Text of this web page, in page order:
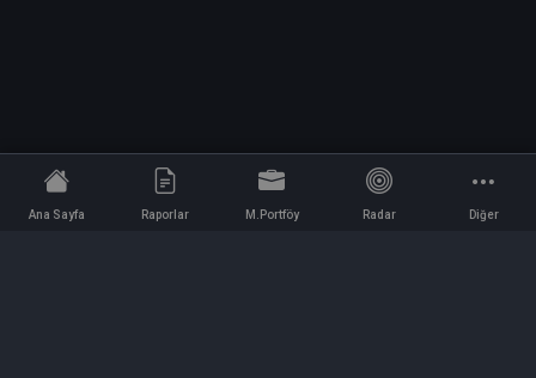
Ana Sayfa Raporlar M.Portföy Radar Diğer